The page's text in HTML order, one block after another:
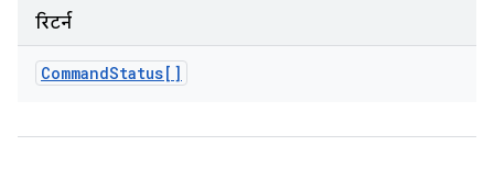
रिटर्न
CommandStatus[]